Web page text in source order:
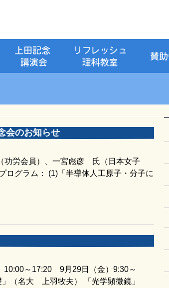
会のお知らせ
労会員）、一宮彪彦 氏（日本女子
ログラム： (1)「半導体人工原子・分子に
10:00～17:20 9月29日（金）9:30～
（名大 上羽牧夫） 「光学顕微鏡」